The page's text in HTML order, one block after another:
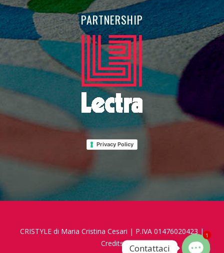
PARTNERSHIP
Privacy Policy
CRISTYLE di Maria Cristina Cesari | P.IVA 01476020423 |
Credits
Contattaci
1